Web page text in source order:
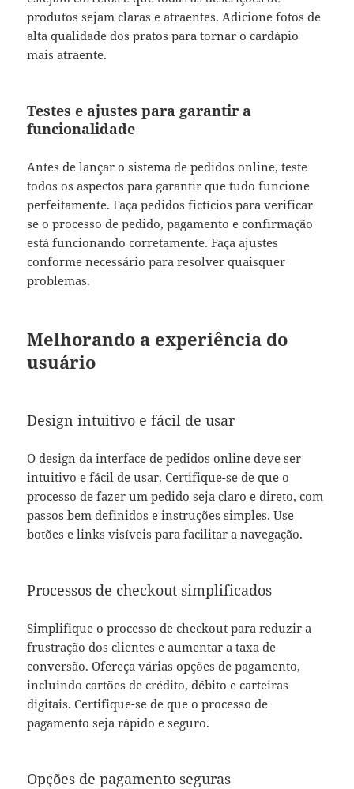
produtos sejam claras e atraentes. Adicione fotos de
alta qualidade dos pratos para tornar o cardápio
mais atraente.
Testes e ajustes para garantir a
funcionalidade
Antes de lançar o sistema de pedidos online, teste
todos os aspectos para garantir que tudo funcione
perfeitamente. Faça pedidos fictícios para verificar
se o processo de pedido, pagamento e confirmação
está funcionando corretamente. Faça ajustes
conforme necessário para resolver quaisquer
problemas.
Melhorando a experiência do
usuário
Design intuitivo e fácil de usar
O design da interface de pedidos online deve ser
intuitivo e fácil de usar. Certifique-se de que o
processo de fazer um pedido seja claro e direto, com
passos bem definidos e instruções simples. Use
botões e links visíveis para facilitar a navegação.
Processos de checkout simplificados
Simplifique o processo de checkout para reduzir a
frustração dos clientes e aumentar a taxa de
conversão. Ofereça várias opções de pagamento,
incluindo cartões de crédito, débito e carteiras
digitais. Certifique-se de que o processo de
pagamento seja rápido e seguro.
Opções de pagamento seguras